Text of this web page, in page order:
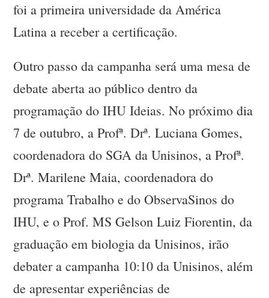
foi a primeira universidade da América
Latina a receber a certificação.
Outro passo da campanha será uma mesa de
debate aberta ao público dentro da
programação do IHU Ideias. No próximo dia
7 de outubro, a Profª. Drª. Luciana Gomes,
coordenadora do SGA da Unisinos, a Profª.
Drª. Marilene Maia, coordenadora do
programa Trabalho e do ObservaSinos do
IHU, e o Prof. MS Gelson Luiz Fiorentin, da
graduação em biologia da Unisinos, irão
debater a campanha 10:10 da Unisinos, além
de apresentar experiências de